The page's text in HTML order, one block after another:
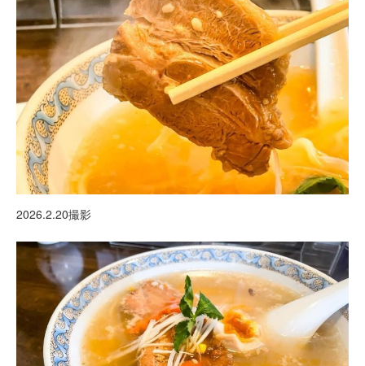
2026.2.20撮影